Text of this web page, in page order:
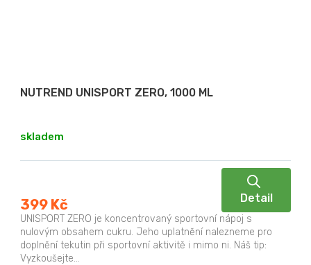
NUTREND UNISPORT ZERO, 1000 ML
skladem
399 Kč Detail
UNISPORT ZERO je koncentrovaný sportovní nápoj s
nulovým obsahem cukru. Jeho uplatnění nalezneme pro
doplnění tekutin při sportovní aktivitě i mimo ni. Náš tip:
Vyzkoušejte...